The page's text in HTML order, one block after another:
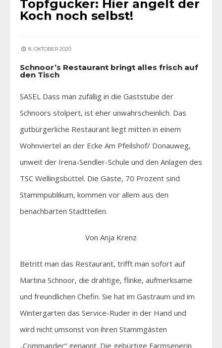
Topfgucker: Hier angelt der
Koch noch selbst!
8. OKTOBER 2020
Schnoor’s Restaurant bringt alles frisch auf
den Tisch
SASEL Dass man zufällig in die Gaststube der
Schnoors stolpert, ist eher unwahrscheinlich. Das
gutbürgerliche Restaurant liegt mitten in einem
Wohnviertel an der Ecke Am Pfeilshof/ Donauweg,
unweit der Irena-Sendler-Schule und den Anlagen des
TSC Wellingsbüttel. Die Gäste, 70 Prozent sind
Stammpublikum, kommen vor allem aus den
benachbarten Stadtteilen.
Von Anja Krenz
Betritt man das Restaurant, trifft man sofort auf
Martina Schnoor, die drahtige, flinke, aufmerksame
und freundlichen Chefin. Sie hat im Gastraum und im
Wintergarten das Service-Ruder in der Hand und
wird nicht umsonst von ihren Stammgästen
„Commander“ genannt. Die gebürtige Farmsenerin